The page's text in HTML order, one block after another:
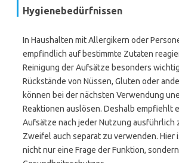
Hygienebedürfnissen
In Haushalten mit Allergikern oder
empfindlich auf bestimmte Zutaten
Reinigung der Aufsätze besonders
Rückstände von Nüssen, Gluten oder
können bei der nächsten Verwendung
Reaktionen auslösen. Deshalb empfiehlt
Aufsätze nach jeder Nutzung ausführlich
Zweifel auch separat zu verwenden. Hier
nicht nur eine Frage der Funktion,